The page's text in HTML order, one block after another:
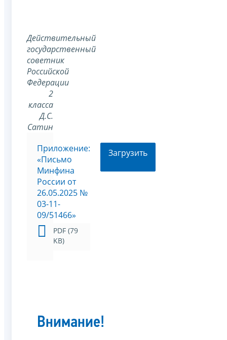
Действительный
государственный
советник
Российской
Федерации
2
класса
Д.С.
Сатин
Приложение:
«Письмо
Минфина
России от
26.05.2025 №
03-11-
09/51466»
PDF (79
KB)
Загрузить
Внимание!